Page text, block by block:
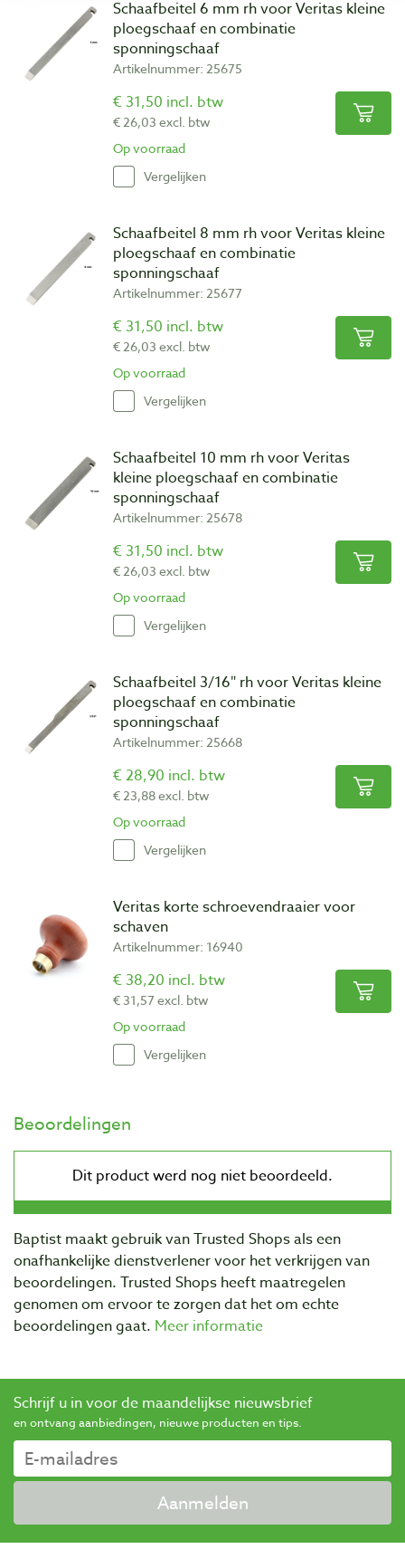
Schaafbeitel 6 mm rh voor Veritas kleine
ploegschaaf en combinatie
sponningschaaf
Artikelnummer: 25675
€ 31,50 incl. btw
€ 26,03 excl. btw
Op voorraad
Vergelijken
Schaafbeitel 8 mm rh voor Veritas kleine
ploegschaaf en combinatie
sponningschaaf
Artikelnummer: 25677
€ 31,50 incl. btw
€ 26,03 excl. btw
Op voorraad
Vergelijken
Schaafbeitel 10 mm rh voor Veritas
kleine ploegschaaf en combinatie
sponningschaaf
Artikelnummer: 25678
€ 31,50 incl. btw
€ 26,03 excl. btw
Op voorraad
Vergelijken
Schaafbeitel 3/16″ rh voor Veritas kleine
ploegschaaf en combinatie
sponningschaaf
Artikelnummer: 25668
€ 28,90 incl. btw
€ 23,88 excl. btw
Op voorraad
Vergelijken
Veritas korte schroevendraaier voor
schaven
Artikelnummer: 16940
€ 38,20 incl. btw
€ 31,57 excl. btw
Op voorraad
Vergelijken
Beoordelingen
Baptist maakt gebruik van Trusted Shops als een
onafhankelijke dienstverlener voor het verkrijgen van
beoordelingen. Trusted Shops heeft maatregelen
genomen om ervoor te zorgen dat het om echte
beoordelingen gaat. Meer informatie
Schrijf u in voor de maandelijkse nieuwsbrief
en ontvang aanbiedingen, nieuwe producten en tips.
Aanmelden